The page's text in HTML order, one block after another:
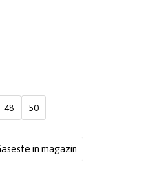
48 50
in magazin